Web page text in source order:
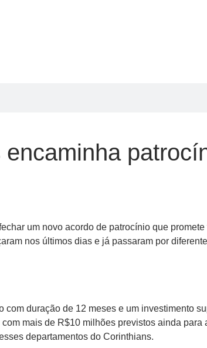
encaminha
um novo acordo de patrocínio que
nos últimos dias e já passaram por
com duração de 12 meses e um investimento
mais de R$10 milhões previstos ainda
departamentos do Corinthians.